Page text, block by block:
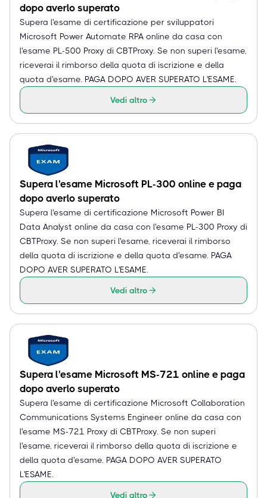
dopo averlo superato
Supera l'esame di certificazione per sviluppatori
Microsoft Power Automate RPA online da casa con
l'esame PL-500 Proxy di CBTProxy. Se non superi l'esame,
riceverai il rimborso della quota di iscrizione e della
quota d'esame. PAGA DOPO AVER SUPERATO L'ESAME.
Vedi altro
Supera l'esame Microsoft PL-300 online e paga
dopo averlo superato
Supera l'esame di certificazione Microsoft Power BI
Data Analyst online da casa con l'esame PL-300 Proxy di
CBTProxy. Se non superi l'esame, riceverai il rimborso
della quota di iscrizione e della quota d'esame. PAGA
DOPO AVER SUPERATO L'ESAME.
Vedi altro
Supera l'esame Microsoft MS-721 online e paga
dopo averlo superato
Supera l'esame di certificazione Microsoft Collaboration
Communications Systems Engineer online da casa con
l'esame MS-721 Proxy di CBTProxy. Se non superi
l'esame, riceverai il rimborso della quota di iscrizione e
della quota d'esame. PAGA DOPO AVER SUPERATO
L'ESAME.
Vedi altro